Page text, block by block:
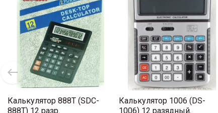
Калькулятор 888T (SDC-
888T) 12 разр.
Калькулятор 1006 (DS-
1006) 12 разядный.